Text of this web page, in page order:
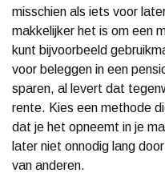
misschien als iets voor
makkelijker het is om een
kunt bijvoorbeeld
voor beleggen in een
sparen, al levert dat
rente. Kies een methode
dat je het opneemt in je
later niet onnodig lang
van anderen.